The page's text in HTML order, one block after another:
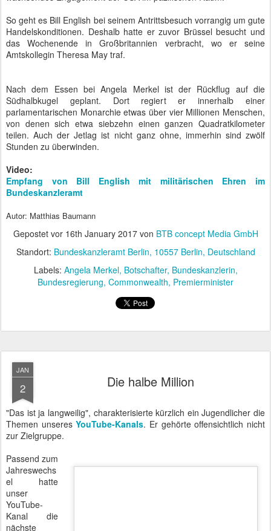
Selbst das viele Monate lang auf der Pole Position rangierende
Video des Empfangs der Queen im Sommer 2015 wurde
inzwischen durch den achteinhalb-minütigen Film zum Einsatz des
Musikkorps beim Besuch des polnischen Präsidenten Andrzej Duda
abgelöst.
Da die 200.000er-Marke im März und die 300.000er-Marke im
August des vergangenen Jahres überschritten worden waren, sind
wir gespannt, ob zum Jahresende 2017 die eine Million erreicht
wird.
Autor: Matthias Baumann
Labels:BTB concept Social Media Social Networks
Videoportal
Präsident Paraguays, Horacio Cartes, in
Berlin
lange Tradition. Menschen, die sich dem Zugriff deutscher
Paraguay absolut empfehlenswert, zumal Nachbarschaftskonflikte
auch unter zugezogenen Deutschen gerne nach dem Vorbild des
Action-Streifens "13 Hours"ausgetragen werden.